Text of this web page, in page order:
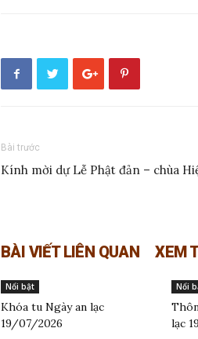
Bài trước
Kính mời dự Lễ Phật đản – chùa
BÀI VIẾT LIÊN QUAN XEM
Nổi bật
Khóa tu Ngày an lạc
19/07/2026
Nổi
lạc